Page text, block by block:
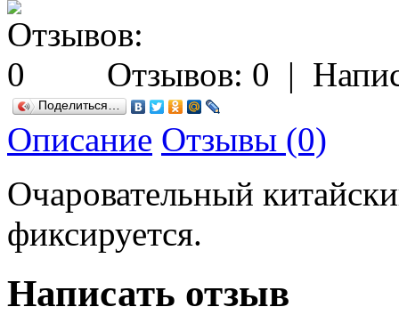
Отзывов: 0 |
Поделиться…
Описание Отзывы (0)
Очаровательный
фиксируется.
Написать отзыв